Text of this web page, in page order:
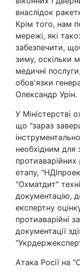
внаслідок
Крім того, нам
мережі, які
забезпечити,
зиму, оскільки
медичні
обов'язки
Олександр Урін.
У Міністерстві
що "зараз
необхідним для
етапу,
"Охматдит"
документацію,
експертну
протиаварійні
документації
Атака Росії на